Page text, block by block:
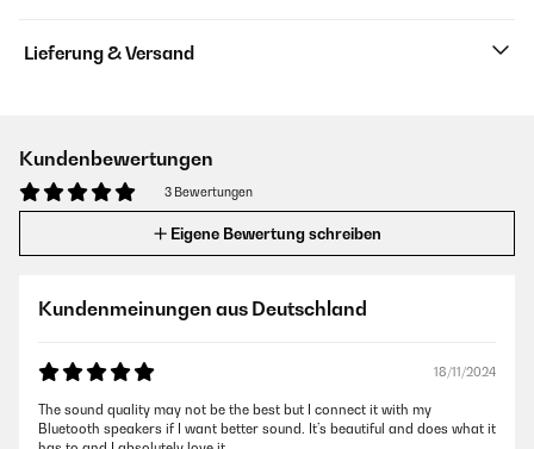
Lieferung & Versand
Kundenbewertungen
3 Bewertungen
Eigene Bewertung schreiben
Kundenmeinungen aus Deutschland
18/11/2024
The sound quality may not be the best but I connect it with my
Bluetooth speakers if I want better sound. It’s beautiful and does what it